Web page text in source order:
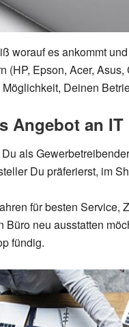
worauf es ankommt
(HP, Epson, Acer,
Deinen
Angebot an
als
Du präferierst, im
für besten
Büro neu ausstatten
fündig.